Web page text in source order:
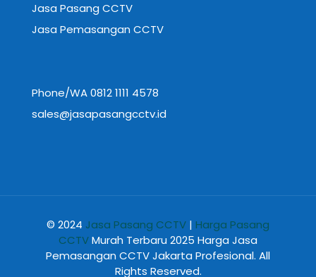
Jasa Pasang CCTV
Jasa Pemasangan CCTV
Phone/WA 0812 1111 4578
sales@jasapasangcctv.id
© 2024 Jasa Pasang CCTV | Harga Pasang
CCTVMurah Terbaru 2025 Harga Jasa
Pemasangan CCTV Jakarta Profesional. All
Rights Reserved.